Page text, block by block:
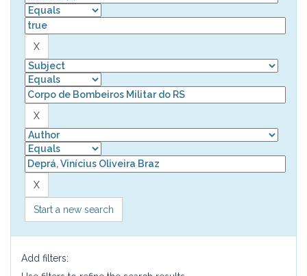
Start a new search
Add filters: